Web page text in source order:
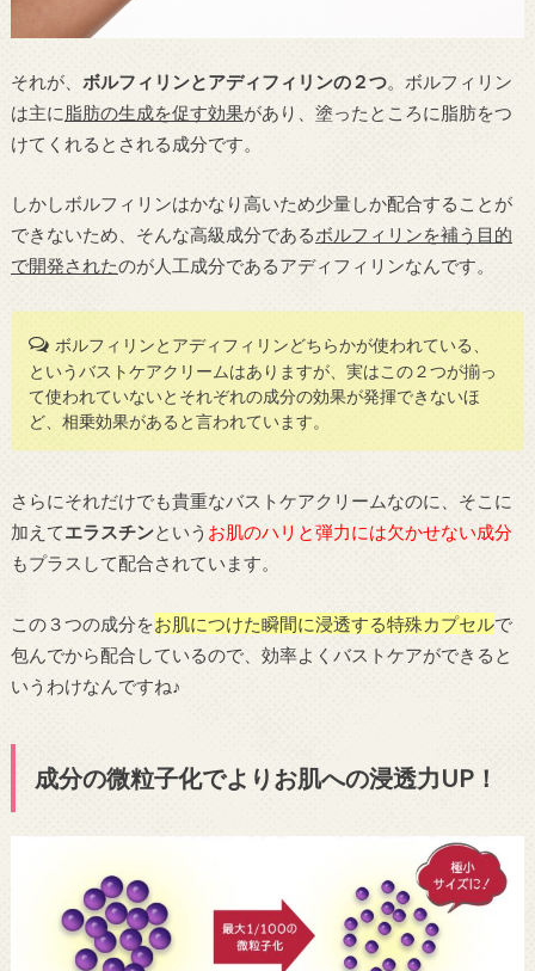
それが、 ボルフィリンとアディフィリンの２つ。ボルフィリン
は主に脂肪の生成を促す効果があり、塗ったところに脂肪をつ
けてくれるとされる成分です。
しかしボルフィリンはかなり高いため少量しか配合することが
できないため、そんな高級成分であるボルフィリンを補う目的
で開発されたのが人工成分であるアディフィリンなんです。
ボルフィリンとアディフィリンどちらかが使われている、
というバストケアクリームはありますが、実はこの２つが揃っ
て使われていないとそれぞれの成分の効果が発揮できないほ
ど、相乗効果があると言われています。
さらにそれだけでも貴重なバストケアクリームなのに、そこに
加えてエラスチンという お肌のハリと弾力には欠かせない成分
もプラスして配合されています。
この３つの成分をお肌につけた瞬間に浸透する特殊カプセルで
包んでから配合しているので、効率よくバストケアができると
いうわけなんですね♪
成分の微粒子化でよりお肌への浸透力UP！